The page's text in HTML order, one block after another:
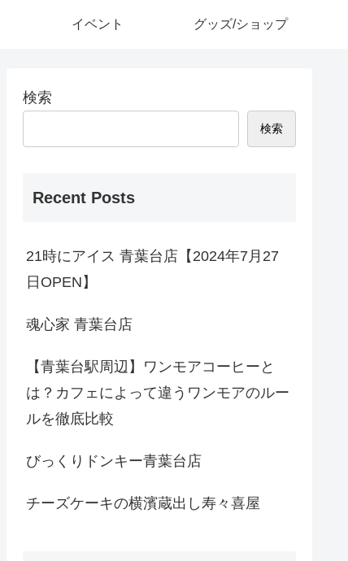
イベント グッズ/ショップ
検索
検索
Recent Posts
21時にアイス 青葉台店【2024年7月27
日OPEN】
魂心家 青葉台店
【青葉台駅周辺】ワンモアコーヒーと
は？カフェによって違うワンモアのルー
ルを徹底比較
びっくりドンキー青葉台店
チーズケーキの横濱蔵出し寿々喜屋